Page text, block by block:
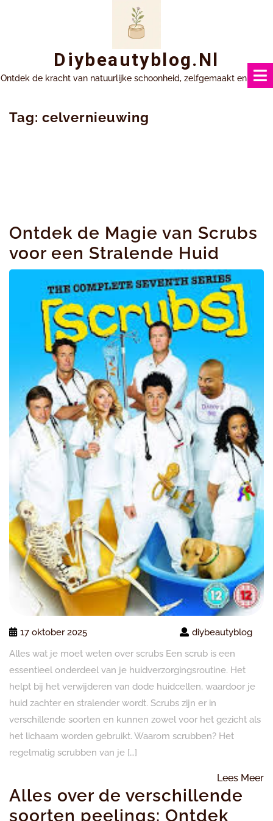
Diybeautyblog.nl
Ontdek de kracht van natuurlijke schoonheid, zelfgemaakt en uniek.
Tag: celvernieuwing
Ontdek de Magie van Scrubs
voor een Stralende Huid
17 oktober 2025
diybeautyblog
Alles wat je moet weten over scrubs Een scrub is een
essentieel onderdeel van je huidverzorgingsroutine. Het
helpt bij het verwijderen van dode huidcellen, waardoor je
huid zachter en stralender wordt. Scrubs zijn er in
verschillende soorten en kunnen zowel voor het gezicht als
het lichaam worden gebruikt. Waarom scrubben? Het
regelmatig scrubben van je […]
Lees Meer
Alles over de verschillende
soorten peelings: Ontdek